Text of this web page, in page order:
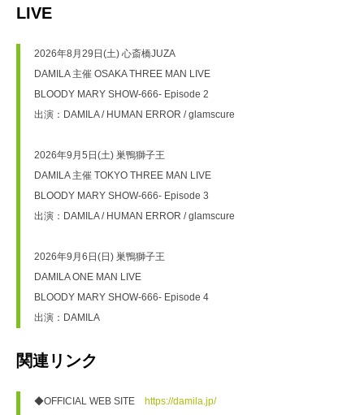
LIVE
2026年8月29日(土) 心斎橋JUZA
DAMILA 主催 OSAKA THREE MAN LIVE
BLOODY MARY SHOW-666- Episode 2
出演：DAMILA / HUMAN ERROR / glamscure
2026年9月5日(土) 巣鴨獅子王
DAMILA 主催 TOKYO THREE MAN LIVE
BLOODY MARY SHOW-666- Episode 3
出演：DAMILA / HUMAN ERROR / glamscure
2026年9月6日(日) 巣鴨獅子王
DAMILA ONE MAN LIVE
BLOODY MARY SHOW-666- Episode 4
出演：DAMILA
関連リンク
◆OFFICIAL WEB SITE https://damila.jp/